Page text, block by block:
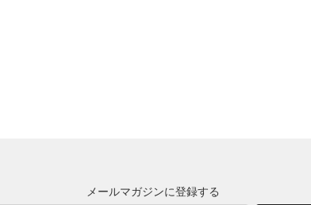
メールマガジンに登録する